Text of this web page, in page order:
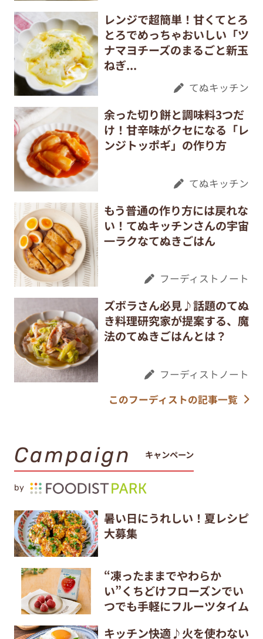
レンジで超簡単！甘くてとろ
とろでめっちゃおいしい「ツ
ナマヨチーズのまるごと新玉
ねぎ...
てぬキッチン
余った切り餅と調味料3つだ
け！甘辛味がクセになる「レ
ンジトッポギ」の作り方
てぬキッチン
もう普通の作り方には戻れな
い！てぬキッチンさんの宇宙
一ラクなてぬきごはん
フーディストノート
ズボラさん必見♪話題のてぬ
き料理研究家が提案する、魔
法のてぬきごはんとは？
フーディストノート
このフーディストの記事一覧
Campaign キャンペーン
by
暑い日にうれしい！夏レシピ
大募集
“凍ったままでやわらか
い”くちどけフローズンでい
つでも手軽にフルーツタイム
キッチン快適♪火を使わない